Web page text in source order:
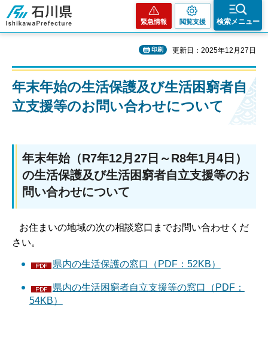
石川県
緊急情報 閲覧支援 検索メニュー
印刷 更新日：2025年12月27日
年末年始の生活保護及び生活困窮者自
立支援等のお問い合わせについて
年末年始（R7年12月27日～R8年1月4日）
の生活保護及び生活困窮者自立支援等のお
問い合わせについて
お住まいの地域の次の相談窓口までお問い合わせくだ
さい。
県内の生活保護の窓口（PDF：52KB）
県内の生活困窮者自立支援等の窓口（PDF：
54KB）